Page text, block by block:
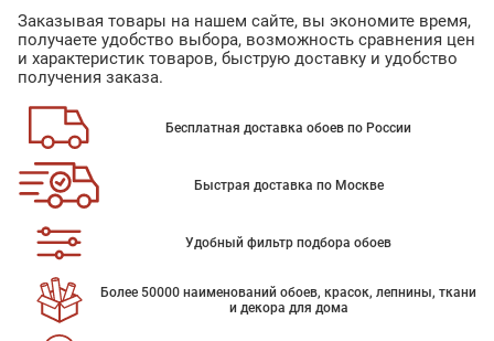
Заказывая товары на нашем сайте, вы экономите время,
получаете удобство выбора, возможность сравнения цен
и характеристик товаров, быструю доставку и удобство
получения заказа.
Бесплатная доставка обоев по России
Быстрая доставка по Москве
Удобный фильтр подбора обоев
Более 50000 наименований обоев, красок, лепнины, ткани
и декора для дома